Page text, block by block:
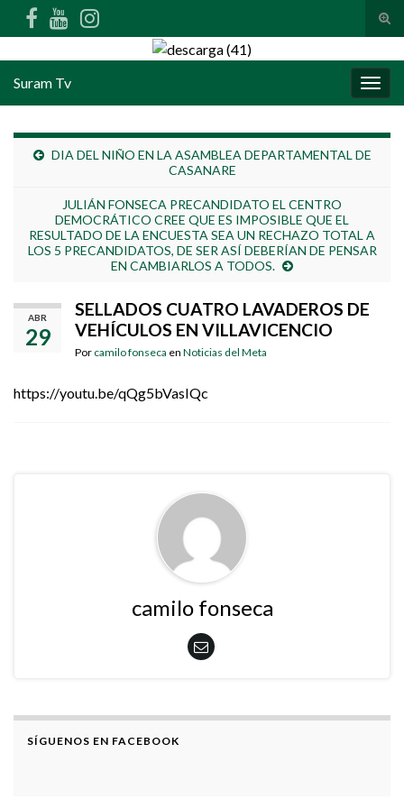
Search for:
Suram Tv
DIA DEL NIÑO EN LA ASAMBLEA DEPARTAMENTAL DE
CASANARE
JULIÁN FONSECA PRECANDIDATO EL CENTRO
DEMOCRÁTICO CREE QUE ES IMPOSIBLE QUE EL
RESULTADO DE LA ENCUESTA SEA UN RECHAZO TOTAL A
LOS 5 PRECANDIDATOS, DE SER ASÍ DEBERÍAN DE PENSAR
EN CAMBIARLOS A TODOS.
ABR
29
SELLADOS CUATRO LAVADEROS DE
VEHÍCULOS EN VILLAVICENCIO
Por camilo fonseca en Noticias del Meta
https://youtu.be/qQg5bVasIQc
camilo fonseca
SÍGUENOS EN FACEBOOK